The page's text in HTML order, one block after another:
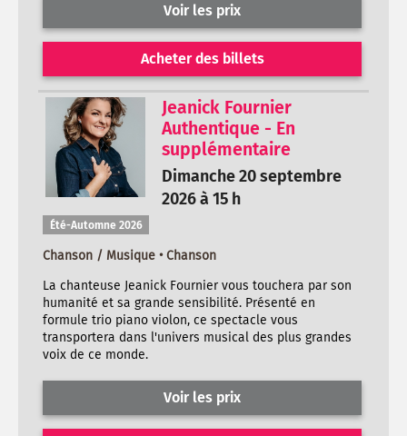
Voir les prix
Acheter des billets
Jeanick Fournier
Authentique - En
supplémentaire
Dimanche 20 septembre
2026 à 15 h
Été-Automne 2026
Chanson / Musique • Chanson
La chanteuse Jeanick Fournier vous touchera par son
humanité et sa grande sensibilité. Présenté en
formule trio piano violon, ce spectacle vous
transportera dans l'univers musical des plus grandes
voix de ce monde.
Voir les prix